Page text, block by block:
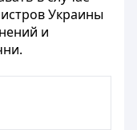
Украины
и